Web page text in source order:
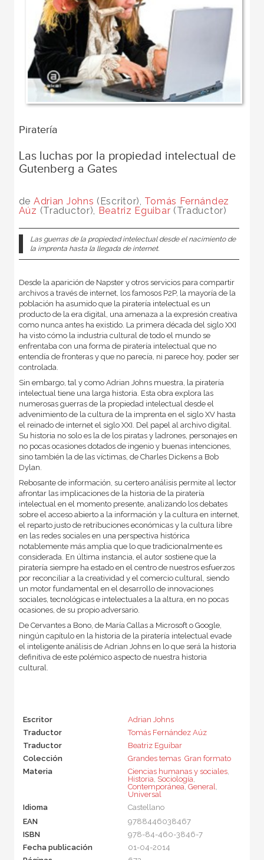
Piratería
Las luchas por la propiedad intelectual de
Gutenberg a Gates
de Adrian Johns (Escritor), Tomás Fernández
Aúz (Traductor), Beatriz Eguibar (Traductor)
Las guerras de la propiedad intelectual desde el nacimiento de
la imprenta hasta la llegada de internet.
Desde la aparición de Napster y otros servicios para compartir
archivos a través de internet, los famosos P2P, la mayoría de la
población ha asumido que la piratería intelectual es un
producto de la era digital, una amenaza a la expresión creativa
como nunca antes ha existido. La primera década del siglo XXI
ha visto cómo la industria cultural de todo el mundo se
enfrentaba con una forma de piratería intelectual que no
entendía de fronteras y que no parecía, ni parece hoy, poder ser
controlada.
Sin embargo, tal y como Adrian Johns muestra, la piratería
intelectual tiene una larga historia. Esta obra explora las
numerosas guerras de la propiedad intelectual desde el
advenimiento de la cultura de la imprenta en el siglo XV hasta
el reinado de internet el siglo XXI. Del papel al archivo digital.
Su historia no solo es la de los piratas y ladrones, personajes en
no pocas ocasiones dotados de ingenio y buenas intenciones,
sino también la de las víctimas, de Charles Dickens a Bob
Dylan.
Rebosante de información, su certero análisis permite al lector
afrontar las implicaciones de la historia de la piratería
intelectual en el momento presente, analizando los debates
sobre el acceso abierto a la información y la cultura en internet,
el reparto justo de retribuciones económicas y la cultura libre
en las redes sociales en una perspectiva histórica
notablemente más amplia que lo que tradicionalmente es
considerada. En última instancia, el autor sostiene que la
piratería siempre ha estado en el centro de nuestros esfuerzos
por reconciliar a la creatividad y el comercio cultural, siendo
un motor fundamental en el desarrollo de innovaciones
sociales, tecnológicas e intelectuales a la altura, en no pocas
ocasiones, de su propio adversario.
De Cervantes a Bono, de María Callas a Microsoft o Google,
ningún capítulo en la historia de la piratería intelectual evade
el inteligente análisis de Adrian Johns en lo que será la historia
definitiva de este polémico aspecto de nuestra historia
cultural.
Escritor
Adrian Johns
Traductor
Tomás Fernández Aúz
Traductor
Beatriz Eguibar
Colección
Grandes temas  Gran formato
Materia
Ciencias humanas y sociales,
Historia, Sociología,
Contemporánea, General,
Universal
Idioma
Castellano
EAN
9788446038467
ISBN
978-84-460-3846-7
Fecha publicación
01-04-2014